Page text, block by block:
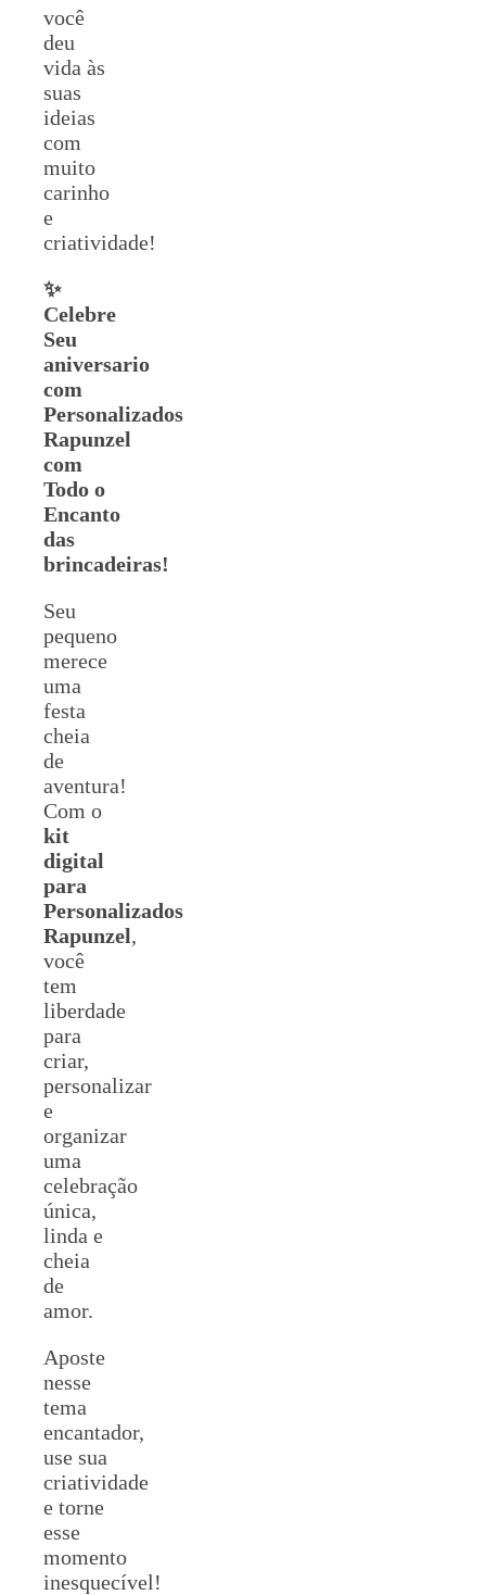
você
deu
vida às
suas
ideias
com
muito
carinho
e
criatividade!
✨
Celebre
Seu
aniversario
com
Personalizados
Rapunzel
com
Todo o
Encanto
das
brincadeiras!
Seu
pequeno
merece
uma
festa
cheia
de
aventura!
Com o
kit
digital
para
Personalizados
Rapunzel,
você
tem
liberdade
para
criar,
personalizar
e
organizar
uma
celebração
única,
linda e
cheia
de
amor.
Aposte
nesse
tema
encantador,
use sua
criatividade
e torne
esse
momento
inesquecível!